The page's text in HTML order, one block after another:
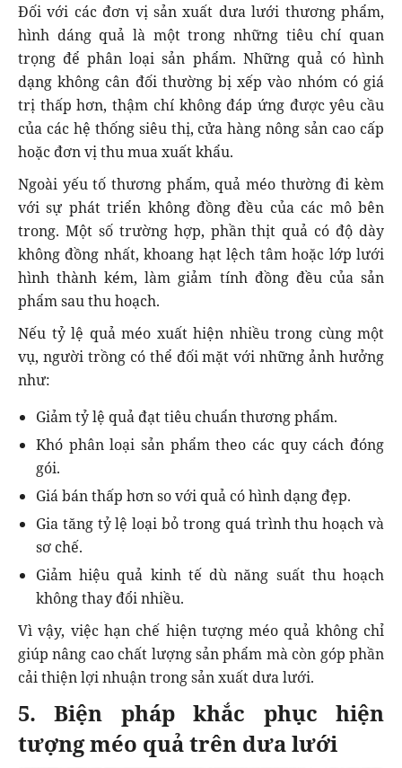
Đối với các đơn vị sản xuất dưa lưới thương phẩm,
hình dáng quả là một trong những tiêu chí quan
trọng để phân loại sản phẩm. Những quả có hình
dạng không cân đối thường bị xếp vào nhóm có giá
trị thấp hơn, thậm chí không đáp ứng được yêu cầu
của các hệ thống siêu thị, cửa hàng nông sản cao cấp
hoặc đơn vị thu mua xuất khẩu.
Ngoài yếu tố thương phẩm, quả méo thường đi kèm
với sự phát triển không đồng đều của các mô bên
trong. Một số trường hợp, phần thịt quả có độ dày
không đồng nhất, khoang hạt lệch tâm hoặc lớp lưới
hình thành kém, làm giảm tính đồng đều của sản
phẩm sau thu hoạch.
Nếu tỷ lệ quả méo xuất hiện nhiều trong cùng một
vụ, người trồng có thể đối mặt với những ảnh hưởng
như:
Giảm tỷ lệ quả đạt tiêu chuẩn thương phẩm.
Khó phân loại sản phẩm theo các quy cách đóng
gói.
Giá bán thấp hơn so với quả có hình dạng đẹp.
Gia tăng tỷ lệ loại bỏ trong quá trình thu hoạch và
sơ chế.
Giảm hiệu quả kinh tế dù năng suất thu hoạch
không thay đổi nhiều.
Vì vậy, việc hạn chế hiện tượng méo quả không chỉ
giúp nâng cao chất lượng sản phẩm mà còn góp phần
cải thiện lợi nhuận trong sản xuất dưa lưới.
5. Biện pháp khắc phục hiện
tượng méo quả trên dưa lưới